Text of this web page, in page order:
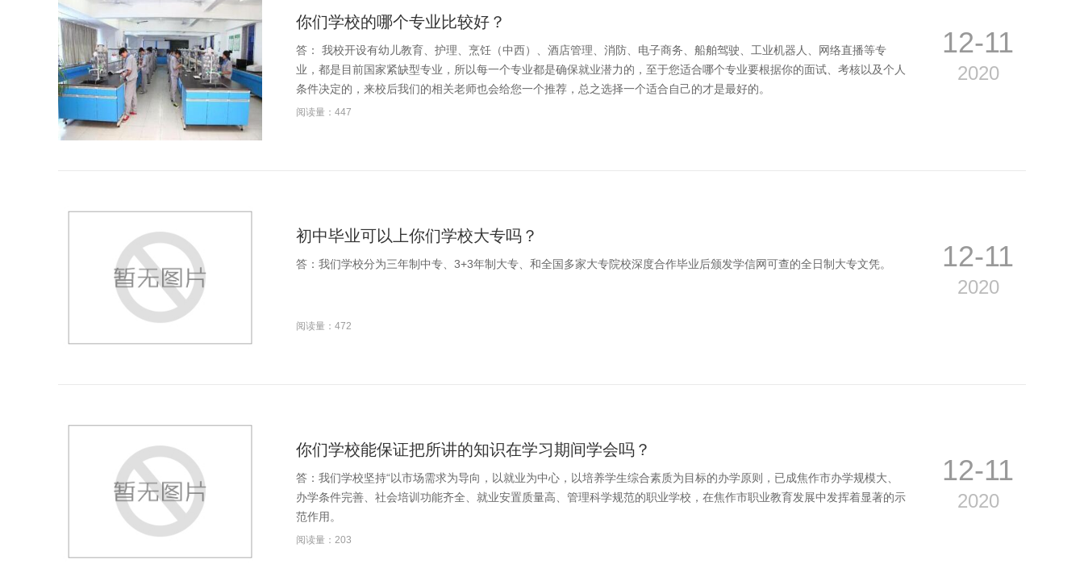
你们学校的哪个专业比较好？
答： 我校开设有幼儿教育、护理、烹饪（中西）、酒店管理、消防、电子商务、船舶驾驶、工业机器人、网络直播等专
业，都是目前国家紧缺型专业，所以每一个专业都是确保就业潜力的，至于您适合哪个专业要根据你的面试、考核以及个人
条件决定的，来校后我们的相关老师也会给您一个推荐，总之选择一个适合自己的才是最好的。
阅读量：447
12-11
2020
初中毕业可以上你们学校大专吗？
答：我们学校分为三年制中专、3+3年制大专、和全国多家大专院校深度合作毕业后颁发学信网可查的全日制大专文凭。
阅读量：472
12-11
2020
你们学校能保证把所讲的知识在学习期间学会吗？
答：我们学校坚持“以市场需求为导向，以就业为中心，以培养学生综合素质为目标的办学原则，已成焦作市办学规模大、
办学条件完善、社会培训功能齐全、就业安置质量高、管理科学规范的职业学校，在焦作市职业教育发展中发挥着显著的示
范作用。
阅读量：203
12-11
2020